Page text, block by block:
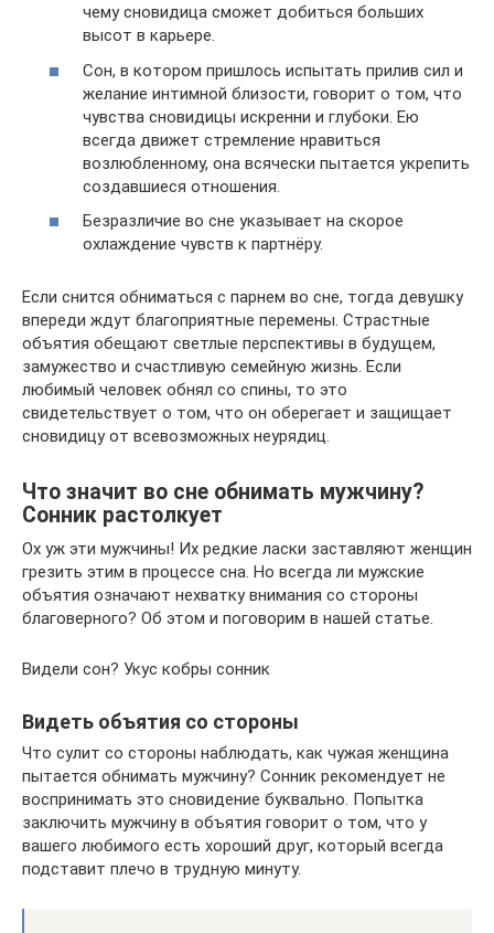
чему сновидица сможет добиться больших
высот в карьере.
Сон, в котором пришлось испытать прилив сил и
желание интимной близости, говорит о том, что
чувства сновидицы искренни и глубоки. Ею
всегда движет стремление нравиться
возлюбленному, она всячески пытается укрепить
создавшиеся отношения.
Безразличие во сне указывает на скорое
охлаждение чувств к партнёру.
Если снится обниматься с парнем во сне, тогда девушку
впереди ждут благоприятные перемены. Страстные
объятия обещают светлые перспективы в будущем,
замужество и счастливую семейную жизнь. Если
любимый человек обнял со спины, то это
свидетельствует о том, что он оберегает и защищает
сновидицу от всевозможных неурядиц.
Что значит во сне обнимать мужчину?
Сонник растолкует
Ох уж эти мужчины! Их редкие ласки заставляют женщин
грезить этим в процессе сна. Но всегда ли мужские
объятия означают нехватку внимания со стороны
благоверного? Об этом и поговорим в нашей статье.
Видели сон? Укус кобры сонник
Видеть объятия со стороны
Что сулит со стороны наблюдать, как чужая женщина
пытается обнимать мужчину? Сонник рекомендует не
воспринимать это сновидение буквально. Попытка
заключить мужчину в объятия говорит о том, что у
вашего любимого есть хороший друг, который всегда
подставит плечо в трудную минуту.